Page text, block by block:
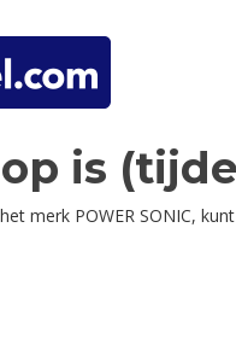
is
merk POWER SONIC,